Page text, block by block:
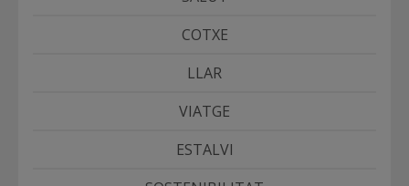
COTXE
LLAR
VIATGE
ESTALVI